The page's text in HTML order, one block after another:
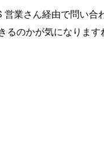
営業さん経由で問い合
るのかが気になりま